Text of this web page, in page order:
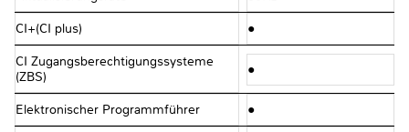
CI+(CI plus) ●
CI Zugangsberechtigungssysteme
(ZBS)
●
Elektronischer Programmführer ●